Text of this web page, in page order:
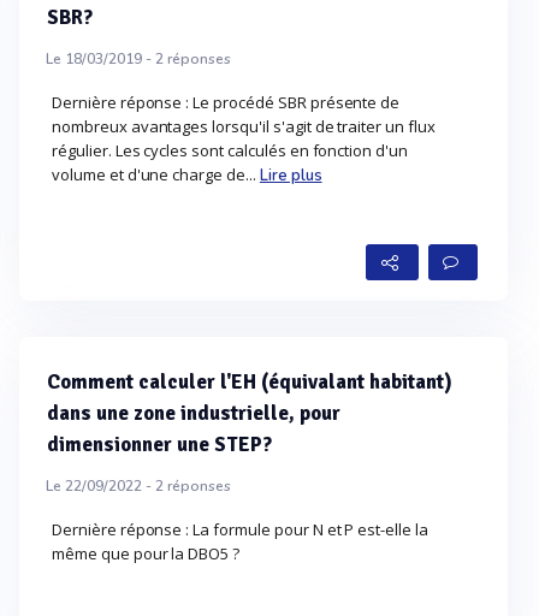
SBR?
Le 18/03/2019 -2réponses
Dernière réponse : Le procédé SBR présente de
nombreux avantages lorsqu'il s'agit de traiter un flux
régulier. Les cycles sont calculés en fonction d'un
volume et d'une charge de... Lire plus
Comment calculer l'EH (équivalant habitant)
dans une zone industrielle, pour
dimensionner une STEP?
Le 22/09/2022 -2réponses
Dernière réponse : La formule pour N et P est-elle la
même que pour la DBO5 ?